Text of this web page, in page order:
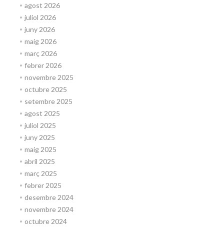
agost 2026
juliol 2026
juny 2026
maig 2026
març 2026
febrer 2026
novembre 2025
octubre 2025
setembre 2025
agost 2025
juliol 2025
juny 2025
maig 2025
abril 2025
març 2025
febrer 2025
desembre 2024
novembre 2024
octubre 2024